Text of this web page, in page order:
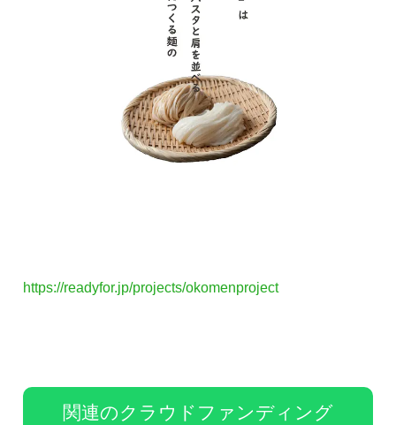
https://readyfor.jp/projects/okomenproject
関連のクラウドファンディング